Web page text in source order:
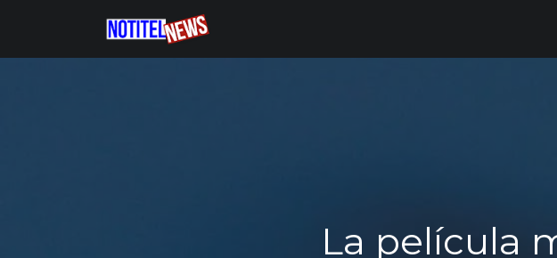
La película